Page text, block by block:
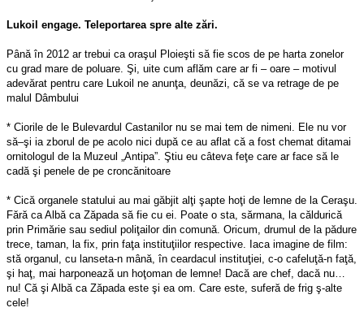
Lukoil engage. Teleportarea spre alte zări.
Până în 2012 ar trebui ca oraşul Ploieşti să fie scos de pe harta zonelor
cu grad mare de poluare. Şi, uite cum aflăm care ar fi – oare – motivul
adevărat pentru care Lukoil ne anunţa, deunăzi, că se va retrage de pe
malul Dâmbului
* Ciorile de le Bulevardul Castanilor nu se mai tem de nimeni. Ele nu vor
să–şi ia zborul de pe acolo nici după ce au aflat că a fost chemat ditamai
ornitologul de la Muzeul „Antipa”. Ştiu eu câteva feţe care ar face să le
cadă şi penele de pe croncănitoare
* Cică organele statului au mai găbjit alţi şapte hoţi de lemne de la Ceraşu.
Fără ca Albă ca Zăpada să fie cu ei. Poate o sta, sărmana, la căldurică
prin Primărie sau sediul poliţailor din comună. Oricum, drumul de la pădure
trece, taman, la fix, prin faţa instituţiilor respective. Iaca imagine de film:
stă organul, cu lanseta-n mână, în ceardacul instituţiei, c-o cafeluţă-n faţă,
şi haţ, mai harponează un hoţoman de lemne! Dacă are chef, dacă nu…
nu! Că şi Albă ca Zăpada este şi ea om. Care este, suferă de frig ş-alte
cele!